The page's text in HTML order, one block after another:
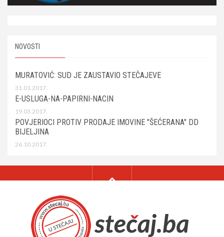
NOVOSTI
MURATOVIĆ: SUD JE ZAUSTAVIO STEČAJEVE
31.01.2017.
E-USLUGA-NA-PAPIRNI-NACIN
19.03.2017.
POVJERIOCI PROTIV PRODAJE IMOVINE "ŠEĆERANA" DD
BIJELJINA
26.10.2017.